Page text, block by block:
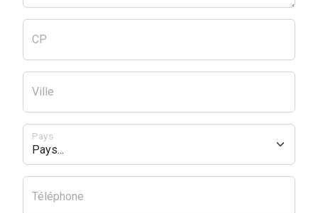
CP
Ville
Pays
Téléphone